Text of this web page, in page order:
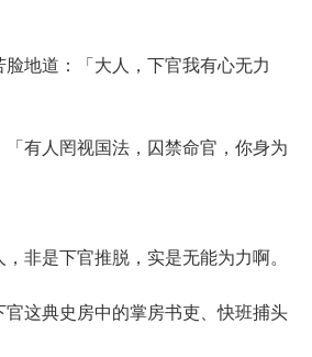
地道：「大人，下官我有心无力
有人罔视国法，囚禁命官，你身为
是下官推脱，实是无能为力啊。
官这典史房中的掌房书吏、快班捕头